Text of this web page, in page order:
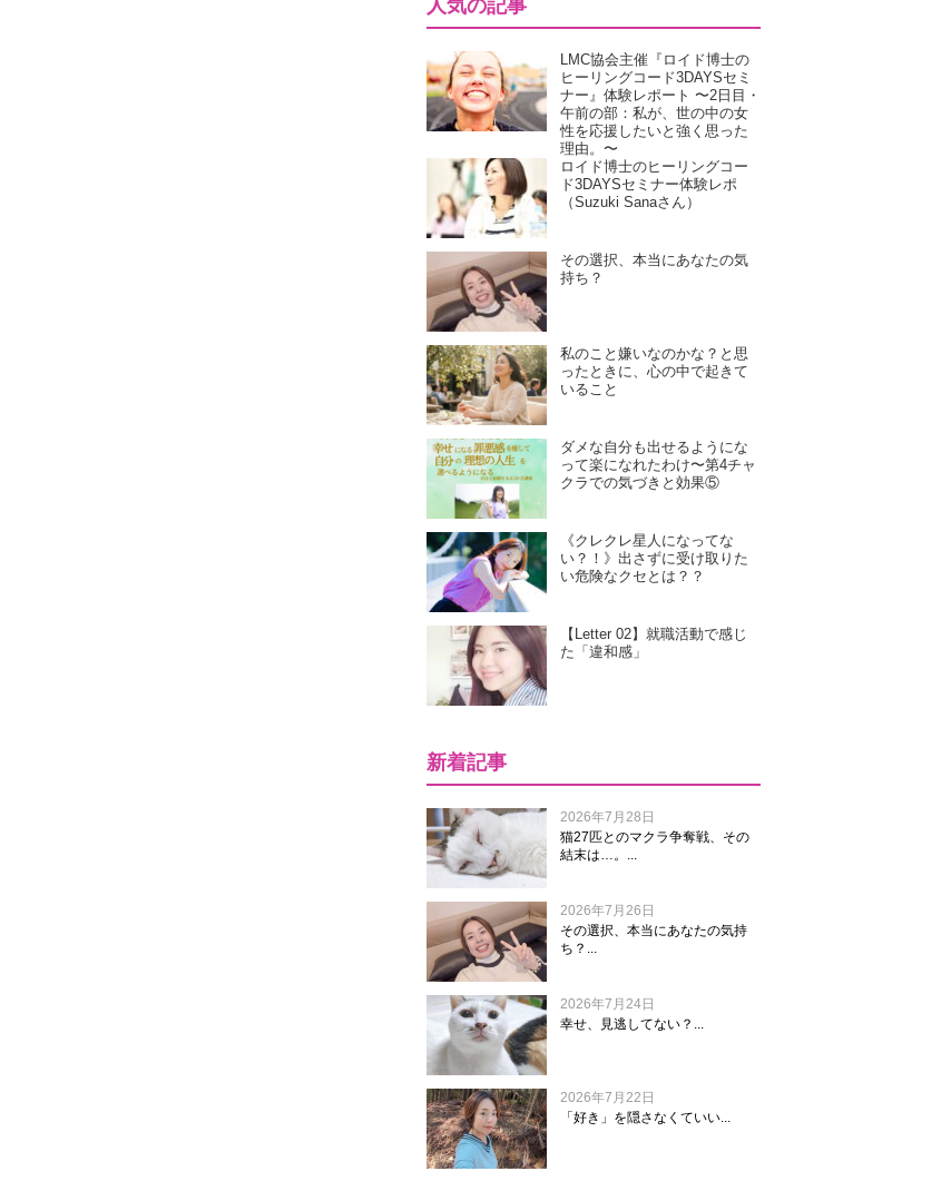
人気の記事
LMC協会主催『ロイド博士の
ヒーリングコード3DAYSセミ
ナー』体験レポート 〜2日目・
午前の部：私が、世の中の女
性を応援したいと強く思った
理由。〜
ロイド博士のヒーリングコー
ド3DAYSセミナー体験レポ
（Suzuki Sanaさん）
その選択、本当にあなたの気
持ち？
私のこと嫌いなのかな？と思
ったときに、心の中で起きて
いること
ダメな自分も出せるようにな
って楽になれたわけ〜第4チャ
クラでの気づきと効果⑤
《クレクレ星人になってな
い？！》出さずに受け取りた
い危険なクセとは？？
【Letter 02】就職活動で感じ
た「違和感」
新着記事
2026年7月28日
猫27匹とのマクラ争奪戦、その
結末は…。...
2026年7月26日
その選択、本当にあなたの気持
ち？...
2026年7月24日
幸せ、見逃してない？...
2026年7月22日
「好き」を隠さなくていい...